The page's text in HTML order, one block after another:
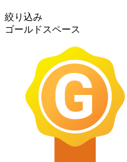
絞り込み
ゴールドスペース